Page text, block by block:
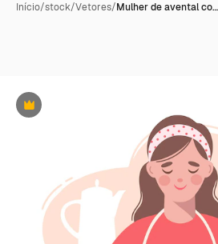
Início/stock/Vetores/Mulher de avental co…
Premium